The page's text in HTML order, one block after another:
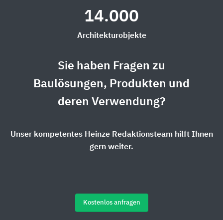
14.000
Architekturobjekte
Sie haben Fragen zu
Baulösungen, Produkten und
deren Verwendung?
Unser kompetentes Heinze Redaktionsteam hilft Ihnen
gern weiter.
Kostenlos anfragen